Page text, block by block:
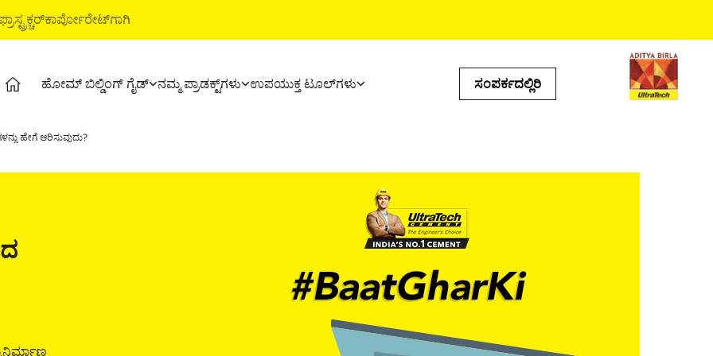
ಕಾರ್ಪೋರೇಟ್‌ಗಾಗಿ
ಹೋಮ್‌ ಬಿಲ್ಡಿಂಗ್‌ ಗೈಡ್‌ ನಮ್ಮ ಪ್ರಾಡಕ್ಟ್‌ಗಳು ಉಪಯುಕ್ತ ಟೂಲ್‌ಗಳು
ಪ್ರಾಡಕ್ಟ್‌ ಪ್ರಿಡಿಕ್ಟರ್‌
ಇಎಂಐ ಕ್ಯಾಲ್ಕುಲೇಟರ್‌
ಟೈಲ್ ಕ್ಯಾಲ್ಕುಲೇಟರ್
ಸಂಪರ್ಕದಲ್ಲಿರಿ
ಹೇಗೆ ಆರಿಸುವುದು?